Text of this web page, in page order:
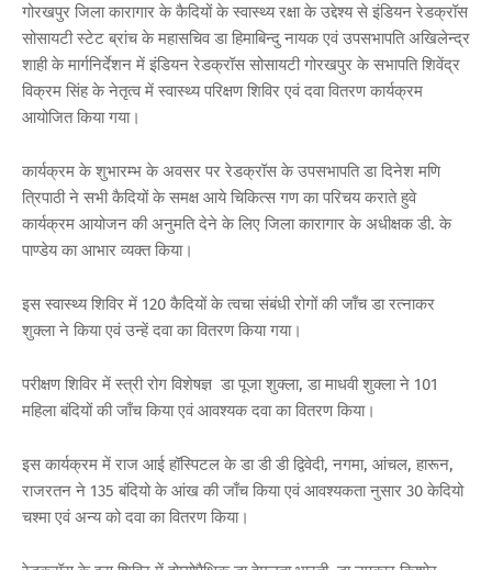
गोरखपुर जिला कारागार के कैदियों के स्वास्थ्य रक्षा के उद्देश्य से इंडियन रेडक्रॉस
सोसायटी स्टेट ब्रांच के महासचिव डा हिमाबिन्दु नायक एवं उपसभापति अखिलेन्द्र
शाही के मार्गनिर्देशन में इंडियन रेडक्रॉस सोसायटी गोरखपुर के सभापति शिवेंद्र
विक्रम सिंह के नेतृत्व में स्वास्थ्य परिक्षण शिविर एवं दवा वितरण कार्यक्रम
आयोजित किया गया।
कार्यक्रम के शुभारम्भ के अवसर पर रेडक्रॉस के उपसभापति डा दिनेश मणि
त्रिपाठी ने सभी कैदियों के समक्ष आये चिकित्स गण का परिचय कराते हुवे
कार्यक्रम आयोजन की अनुमति देने के लिए जिला कारागार के अधीक्षक डी. के
पाण्डेय का आभार व्यक्त किया।
इस स्वास्थ्य शिविर में 120 कैदियों के त्वचा संबंधी रोगों की जाँच डा रत्नाकर
शुक्ला ने किया एवं उन्हें दवा का वितरण किया गया।
परीक्षण शिविर में स्त्री रोग विशेषज्ञ डा पूजा शुक्ला, डा माधवी शुक्ला ने 101
महिला बंदियों की जाँच किया एवं आवश्यक दवा का वितरण किया।
इस कार्यक्रम में राज आई हॉस्पिटल के डा डी डी द्विवेदी, नगमा, आंचल, हारून,
राजरतन ने 135 बंदियो के आंख की जाँच किया एवं आवश्यकता नुसार 30 केदियो
चश्मा एवं अन्य को दवा का वितरण किया।